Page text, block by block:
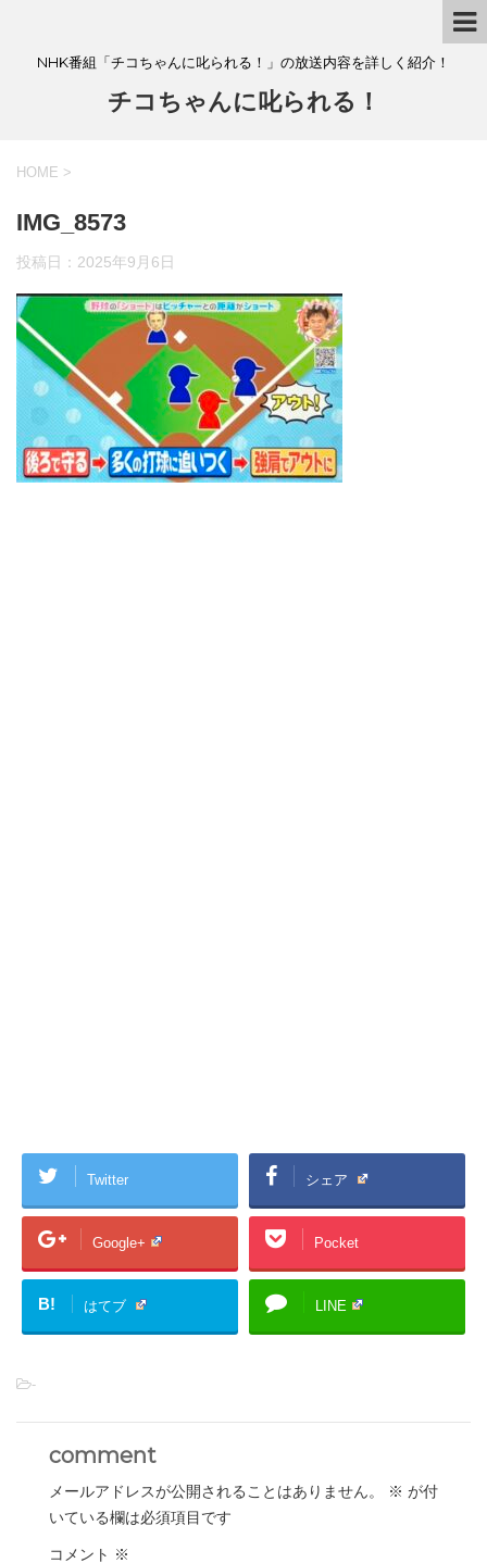
NHK番組「チコちゃんに叱られる！」の放送内容を詳しく紹介！
チコちゃんに叱られる！
HOME >
IMG_8573
投稿日： 2025年9月6日
Twitter シェア
Google+ Pocket
B! はてブ LINE
-
comment
メールアドレスが公開されることはありません。 ※ が付
いている欄は必須項目です
コメント ※